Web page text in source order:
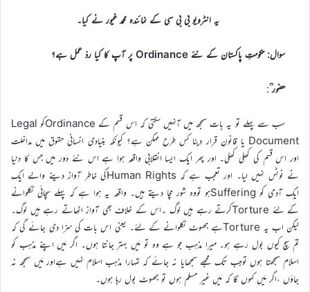
یہ انٹرویو بی بی سی کے نمائندہ محمد غیور نے کیا۔
سوال: حکومتِ پاکستان کے نئے Ordinance پر آپ کا کیا ردّ عمل ہے؟
حضور ؒ:
سب سے پہلے تو یہ بات سمجھ میں آنہیں سکتی کہ اس قسم کے Ordinanceکو Legal
Document یا قانون قرار دینا کس طرح ممکن ہے؟ کیونکہ بنیادی انسانی حقوق میں مداخلت
اور اس قسم کی کھلی کھلی۔ اور پھر ایک ایسا انقلابی واقعہ ہوا ہے اس نئے دَور میں جس کا دنیا
نے نوٹِس نہیں لیا۔ اور تعجب ہے کہ Human Rightsکی خاطر آواز دینے والے ایک
ایک آدمی کو Sufferingہو تووہ شور مچا دیتے ہیں۔ واقعہ یہ ہوا ہے کہ پہلے سچائی نکلوانے
کے لئے Tortureکرتے رہے ہیں لوگ ۔اس کے خلاف بھی آواز اٹھاتے رہے ہیں لوگ۔
لیکن اب یہ Tortureہے جھوٹ نکلوانے کے لئے۔ یعنی اس بات کی سزا دی جائے گی کہ
تم سچ کیوں بول رہے ہو۔ میرا مذہب جو ہے وہ تو مَیں بہتر جانتا ہوں۔ اگر مَیں اپنے مذہب کو
اسلام سمجھتا ہوں توجب تک مجھے سمجھایا نہ جائے کہ تمہارا مذہب اسلام نہیں ہےاور مَیں سمجھ نہ
جاؤں ،اگر مَیں کہوں گا کہ مَیں غیر مسلم ہوں تو جھوٹ بول رہا ہوں۔